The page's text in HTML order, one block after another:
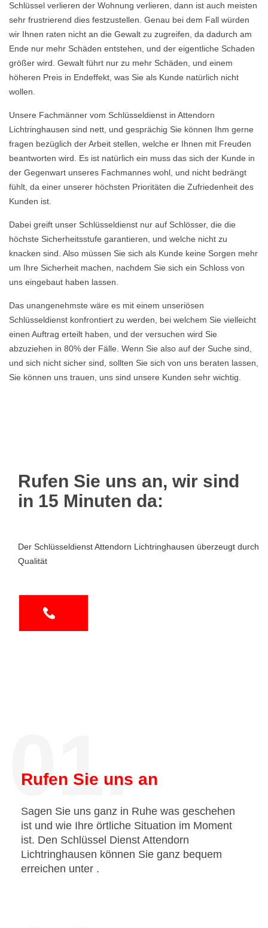
Schlüssel verlieren der Wohnung verlieren, dann ist auch meisten
sehr frustrierend dies festzustellen. Genau bei dem Fall würden
wir Ihnen raten nicht an die Gewalt zu zugreifen, da dadurch am
Ende nur mehr Schäden entstehen, und der eigentliche Schaden
größer wird. Gewalt führt nur zu mehr Schäden, und einem
höheren Preis in Endeffekt, was Sie als Kunde natürlich nicht
wollen.
Unsere Fachmänner vom Schlüsseldienst in Attendorn
Lichtringhausen sind nett, und gesprächig Sie können Ihm gerne
fragen bezüglich der Arbeit stellen, welche er Ihnen mit Freuden
beantworten wird. Es ist natürlich ein muss das sich der Kunde in
der Gegenwart unseres Fachmannes wohl, und nicht bedrängt
fühlt, da einer unserer höchsten Prioritäten die Zufriedenheit des
Kunden ist.
Dabei greift unser Schlüsseldienst nur auf Schlösser, die die
höchste Sicherheitsstufe garantieren, und welche nicht zu
knacken sind. Also müssen Sie sich als Kunde keine Sorgen mehr
um Ihre Sicherheit machen, nachdem Sie sich ein Schloss von
uns eingebaut haben lassen.
Das unangenehmste wäre es mit einem unseriösen
Schlüsseldienst konfrontiert zu werden, bei welchem Sie vielleicht
einen Auftrag erteilt haben, und der versuchen wird Sie
abzuziehen in 80% der Fälle. Wenn Sie also auf der Suche sind,
und sich nicht sicher sind, sollten Sie sich von uns beraten lassen,
Sie können uns trauen, uns sind unsere Kunden sehr wichtig.
Rufen Sie uns an, wir sind
in 15 Minuten da:
Der Schlüsseldienst Attendorn Lichtringhausen überzeugt durch
Qualität
01.
Rufen Sie uns an
Sagen Sie uns ganz in Ruhe was geschehen
ist und wie Ihre örtliche Situation im Moment
ist. Den Schlüssel Dienst Attendorn
Lichtringhausen können Sie ganz bequem
erreichen unter .